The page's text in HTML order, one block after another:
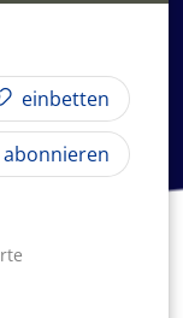
einbetten
abonnieren